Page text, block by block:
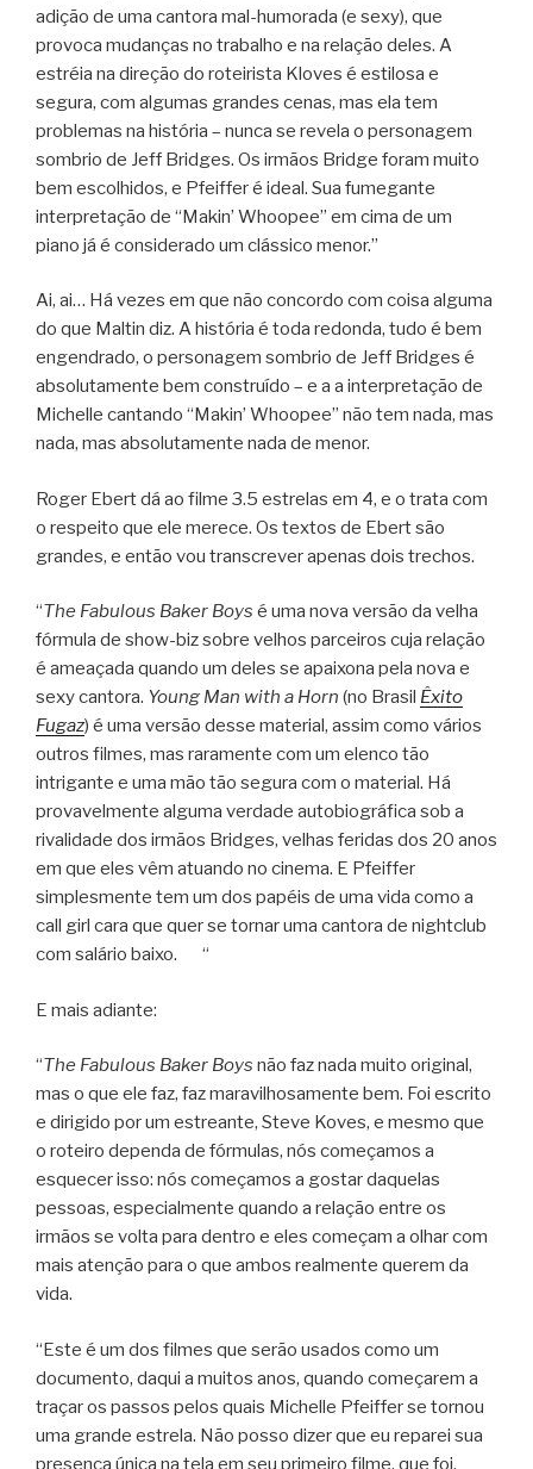
adição de uma cantora mal-humorada (e sexy), que
provoca mudanças no trabalho e na relação deles. A
estréia na direção do roteirista Kloves é estilosa e
segura, com algumas grandes cenas, mas ela tem
problemas na história – nunca se revela o personagem
sombrio de Jeff Bridges. Os irmãos Bridge foram muito
bem escolhidos, e Pfeiffer é ideal. Sua fumegante
interpretação de “Makin’ Whoopee” em cima de um
piano já é considerado um clássico menor.”
Ai, ai… Há vezes em que não concordo com coisa alguma
do que Maltin diz. A história é toda redonda, tudo é bem
engendrado, o personagem sombrio de Jeff Bridges é
absolutamente bem construído – e a a interpretação de
Michelle cantando “Makin’ Whoopee” não tem nada, mas
nada, mas absolutamente nada de menor.
Roger Ebert dá ao filme 3.5 estrelas em 4, e o trata com
o respeito que ele merece. Os textos de Ebert são
grandes, e então vou transcrever apenas dois trechos.
“The Fabulous Baker Boys é uma nova versão da velha
fórmula de show-biz sobre velhos parceiros cuja relação
é ameaçada quando um deles se apaixona pela nova e
sexy cantora. Young Man with a Horn (no Brasil Êxito
Fugaz) é uma versão desse material, assim como vários
outros filmes, mas raramente com um elenco tão
intrigante e uma mão tão segura com o material. Há
provavelmente alguma verdade autobiográfica sob a
rivalidade dos irmãos Bridges, velhas feridas dos 20 anos
em que eles vêm atuando no cinema. E Pfeiffer
simplesmente tem um dos papéis de uma vida como a
call girl cara que quer se tornar uma cantora de nightclub
com salário baixo. “
E mais adiante:
“The Fabulous Baker Boys não faz nada muito original,
mas o que ele faz, faz maravilhosamente bem. Foi escrito
e dirigido por um estreante, Steve Koves, e mesmo que
o roteiro dependa de fórmulas, nós começamos a
esquecer isso: nós começamos a gostar daquelas
pessoas, especialmente quando a relação entre os
irmãos se volta para dentro e eles começam a olhar com
mais atenção para o que ambos realmente querem da
vida.
“Este é um dos filmes que serão usados como um
documento, daqui a muitos anos, quando começarem a
traçar os passos pelos quais Michelle Pfeiffer se tornou
uma grande estrela. Não posso dizer que eu reparei sua
presença única na tela em seu primeiro filme, que foi,